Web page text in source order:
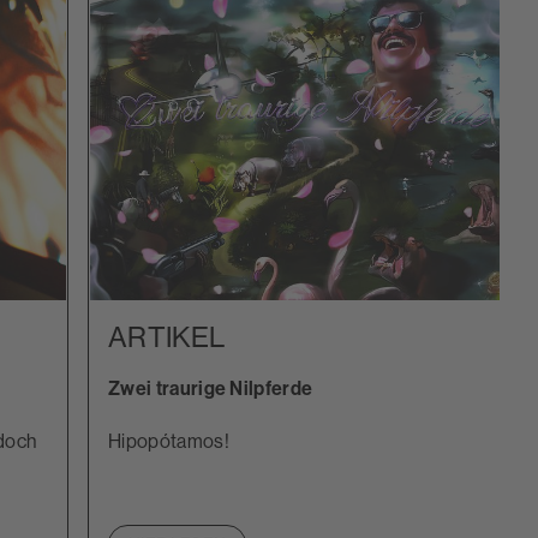
ARTIKEL
Zwei traurige Nilpferde
Hipopótamos!